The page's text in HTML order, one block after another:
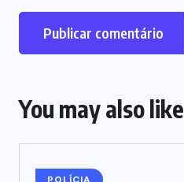
You may also like
POLÍCIA